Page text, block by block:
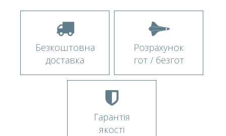
Безкоштовна
доставка
Розрахунок
гот / безгот
Гарантія
якості